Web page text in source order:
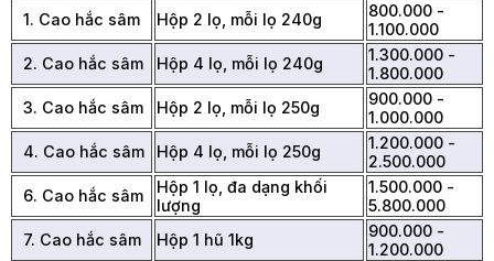
1. Cao hắc sâm
Hộp 2 lọ, mỗi lọ 240g
800.000 -
1.100.000
2. Cao hắc sâm
Hộp 4 lọ, mỗi lọ 240g
1.300.000 -
1.800.000
3. Cao hắc sâm
Hộp 2 lọ, mỗi lọ 250g
900.000 -
1.000.000
4. Cao hắc sâm
Hộp 4 lọ, mỗi lọ 250g
1.200.000 -
2.500.000
6. Cao hắc sâm
Hộp 1 lọ, đa dạng khối
lượng
1.500.000 -
5.800.000
7. Cao hắc sâm
Hộp 1 hũ 1kg
900.000 -
1.200.000